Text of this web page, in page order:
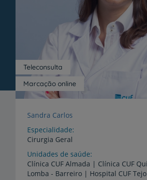
Marcação online
Teleconsulta
Sandra Carlos
Especialidade
Cirurgia Geral
Unidades de saúde
Clínica CUF Almada | Clínica CUF
Lomba - Barreiro | Hospital CUF Tejo